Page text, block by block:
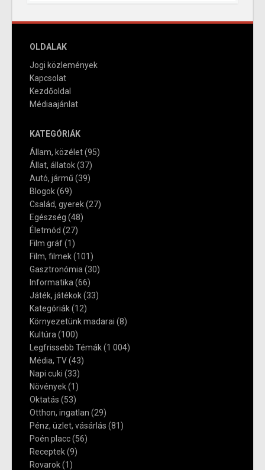
OLDALAK
Jogi közlemények
Kapcsolat
Kezdőoldal
Médiaajánlat
KATEGÓRIÁK
Állam, közélet(95)
Állat, állatok(37)
Autó, jármű (39)
Blogok(69)
Család, gyerek(27)
Egészség (48)
Életmód (27)
Film gráf(1)
Film, filmek(101)
Gasztronómia (30)
Informatika (66)
Játék, játékok(33)
Kategóriák(12)
Környezetünk madarai (8)
Kultúra (100)
Legfrissebb Témák(1 004)
Média, TV(43)
Napi cuki (33)
Növények(1)
Oktatás (53)
Otthon, ingatlan (29)
Pénz, üzlet, vásárlás (81)
Poén placc(56)
Receptek(9)
Rovarok(1)